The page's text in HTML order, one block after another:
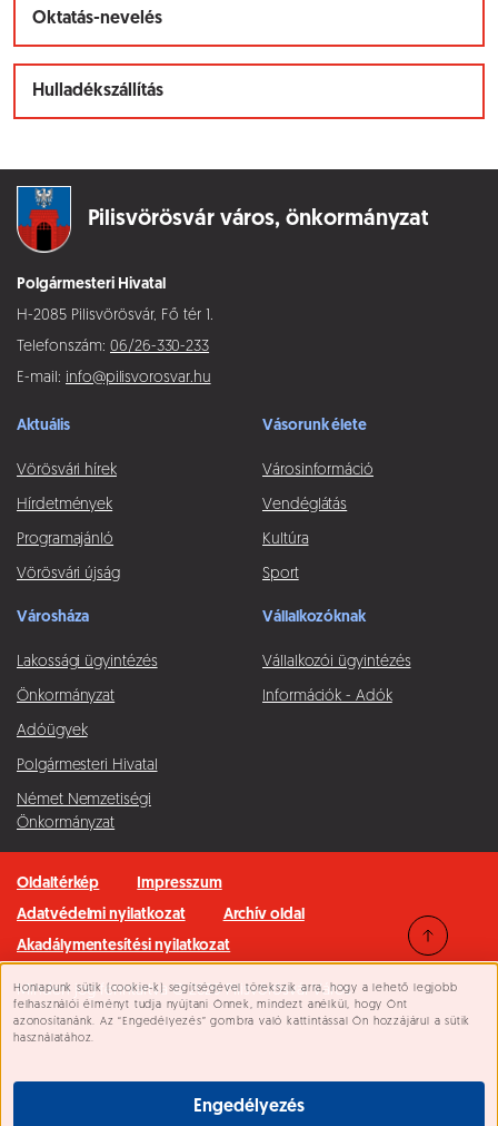
Süti beállítások
Honlapunk sütik (cookie-k) segítségével törekszik arra, hogy a lehető legjobb
felhasználói élményt tudja nyújtani Önnek, mindezt anélkül, hogy Önt
azonosítanánk. Az “Engedélyezés” gombra való kattintással Ön hozzájárul a sütik
használatához.
Engedélyezés
Oktatás-nevelés
Hulladékszállítás
Pilisvörösvár város, önkormányzat
Polgármesteri Hivatal
H-2085 Pilisvörösvár, Fő tér 1.
Telefonszám: 06/26-330-233
E-mail: info@pilisvorosvar.hu
Aktuális
Vörösvári hírek
Hírdetmények
Programajánló
Vörösvári újság
Vásorunk élete
Városinformáció
Vendéglátás
Kultúra
Sport
Városháza
Lakossági ügyintézés
Önkormányzat
Adóügyek
Polgármesteri Hivatal
Német Nemzetiségi
Önkormányzat
Vállalkozóknak
Vállalkozói ügyintézés
Információk - Adók
Oldaltérkép
Impresszum
Adatvédelmi nyilatkozat
Archív oldal
Akadálymentesítési nyilatkozat
Minden jog fenntartva © 2026 Pilisvörösvár Város